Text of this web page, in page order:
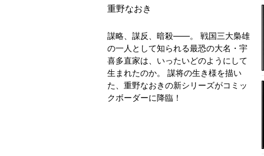
重野なおき
謀略、謀反、暗殺――。 戦国三大梟雄
の一人として知られる最恐の大名・宇
喜多直家は、いったいどのようにして
生まれたのか。 謀将の生き様を描い
た、重野なおきの新シリーズがコミッ
クボーダーに降臨！